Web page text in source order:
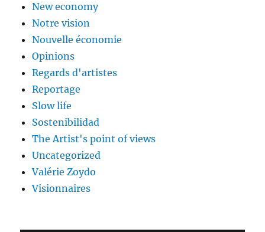
New economy
Notre vision
Nouvelle économie
Opinions
Regards d'artistes
Reportage
Slow life
Sostenibilidad
The Artist's point of views
Uncategorized
Valérie Zoydo
Visionnaires